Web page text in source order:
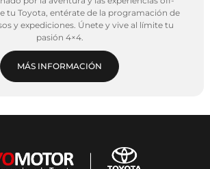
tu Toyota, entérate de la programación de
y expediciones. Únete y vive al límite tu
pasión 4×4.
MÁS INFORMACIÓN